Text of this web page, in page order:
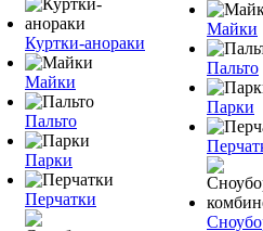
Куртки-анораки
Майки
Пальто
Парки
Перчатки
Майки
Пальто
Парки